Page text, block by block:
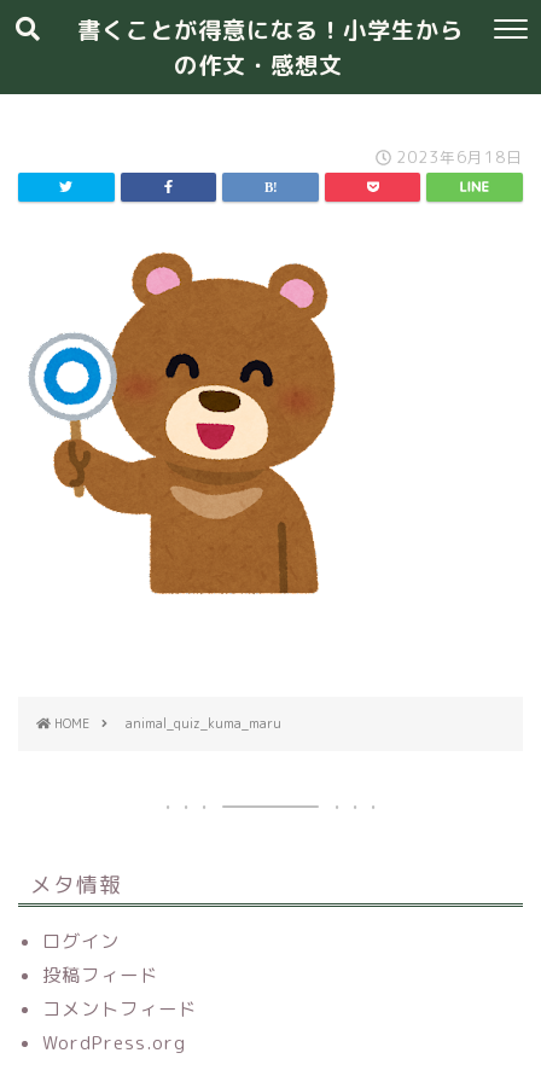
書くことが得意になる！小学生から
の作文・感想文
2023年6月18日
HOME animal_quiz_kuma_maru
メタ情報
ログイン
投稿フィード
コメントフィード
WordPress.org